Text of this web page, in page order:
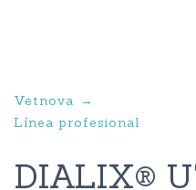
Vetnova
Línea profesional
DIALIX®